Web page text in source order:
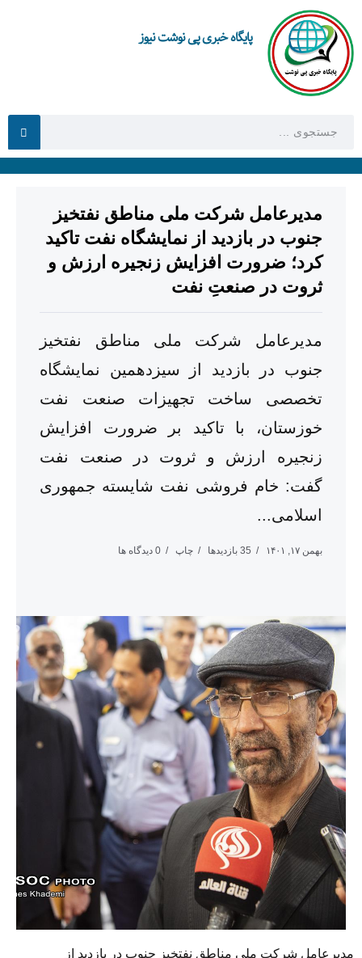
پایگاه خبری پی نوشت نیوز
مدیرعامل شرکت ملی مناطق نفتخیز
جنوب در بازدید از نمایشگاه نفت تاکید
کرد؛ ضرورت افزایش زنجیره ارزش و
ثروت در صنعتِ نفت
مدیرعامل شرکت ملی مناطق نفتخیز
جنوب در بازدید از سیزدهمین نمایشگاه
تخصصی ساخت تجهیزات صنعت نفت
خوزستان، با تاکید بر ضرورت افزایش
زنجیره ارزش و ثروت در صنعت نفت
گفت: خام فروشی نفت شایسته جمهوری
اسلامی...
بهمن ۱۷, ۱۴۰۱ 35 بازدیدها چاپ 0 دیدگاه ها
مدیرعامل شرکت ملی مناطق نفتخیز جنوب در بازدید از